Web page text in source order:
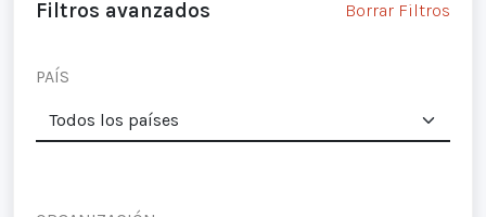
Filtros avanzados Borrar Filtros
PAÍS